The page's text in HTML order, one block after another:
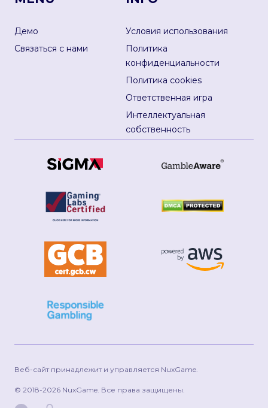
Демо
Связаться с нами
Условия использования
Политика
конфиденциальности
Политика cookies
Ответственная игра
Интеллектуальная
собственность
Веб-сайт принадлежит и управляется NuxGame.
© 2018-2026 NuxGame. Все права защищены.